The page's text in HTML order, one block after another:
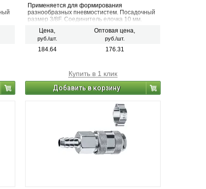
Применяется для формирования
разнообразных пневмостистем. Посадочный
размер 3/8F. Соединитель елочка 10 мм.
Цена,
руб./шт.
Оптовая цена,
руб./шт.
184.64 176.31
Купить в 1 клик
Добавить в корзину